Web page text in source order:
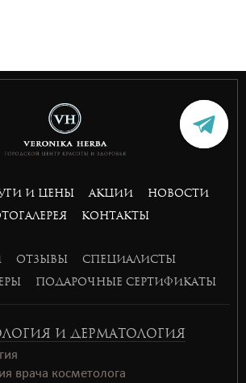
И ЦЕНЫ АКЦИИ
НОВОСТИ
КОНТАКТЫ
ОТЗЫВЫ
СПЕЦИАЛИСТЫ
ПОДАРОЧНЫЕ СЕРТИФИКАТЫ
И ДЕРМАТОЛОГИЯ
врача косметолога